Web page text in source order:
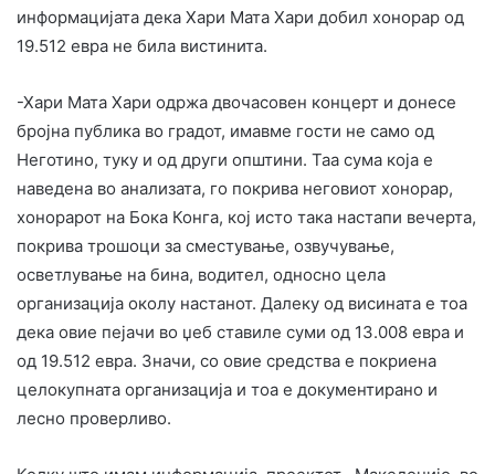
информацијата дека Хари Мата Хари добил хонорар од
19.512 евра не била вистинита.
-Хари Мата Хари одржа двочасовен концерт и донесе
бројна публика во градот, имавме гости не само од
Неготино, туку и од други општини. Таа сума која е
наведена во анализата, го покрива неговиот хонорар,
хонорарот на Бока Конга, кој исто така настапи вечерта,
покрива трошоци за сместување, озвучување,
осветлување на бина, водител, односно цела
организација околу настанот. Далеку од висината е тоа
дека овие пејачи во џеб ставиле суми од 13.008 евра и
од 19.512 евра. Значи, со овие средства е покриена
целокупната организација и тоа е документирано и
лесно проверливо.